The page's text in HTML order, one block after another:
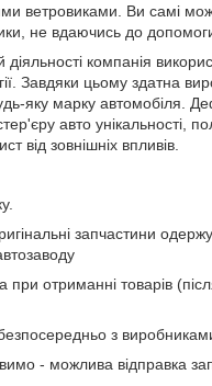
ветровиками. Ви самі
не вдаючись до
компанія
Завдяки цьому здатна
яку марку автомобіля.
авто унікальності,
від зовнішніх впливів.
запчастини
отриманні товарів
з
- можлива відправка